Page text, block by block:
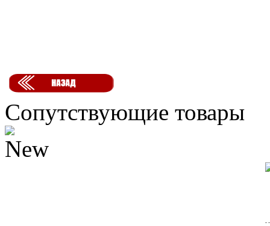
Сопутствующие товары